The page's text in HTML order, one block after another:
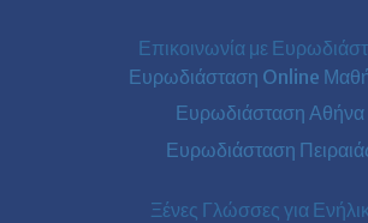
Επικοινωνία με
Ευρωδιάσταση Online
Ευρωδιάσταση Αθήνα
Ευρωδιάσταση
Ξένες Γλώσσες για